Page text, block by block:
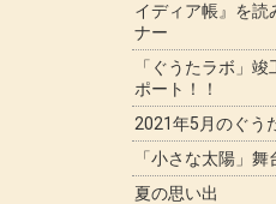
イディア帳』を読
ナー
「ぐうたラボ」
ポート！！
2021年5月のぐう
「小さな太陽」舞
夏の思い出